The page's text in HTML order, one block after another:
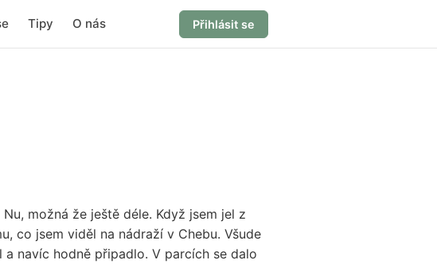
Tipy O nás Přihlásit se
možná že ještě déle. Když jsem jel z
co jsem viděl na nádraží v Chebu. Všude
navíc hodně připadlo. V parcích se dalo